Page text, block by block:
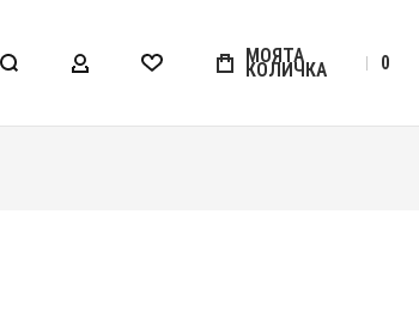
МОЯТ АКАУНТ
WISHLIST
МОЯТА
КОЛИЧКА 0